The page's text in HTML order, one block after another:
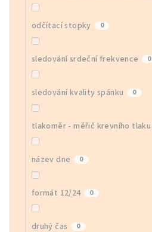
odčítací stopky 0
sledování srdeční frekvence 0
sledování kvality spánku 0
tlakoměr - měřič krevního tlaku
název dne 0
formát 12/24 0
druhý čas 0